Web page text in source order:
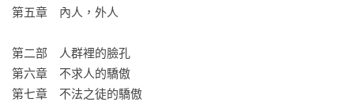
透過大量人物訪談，霍希爾德深入美國政治風暴的情感核心，
疾呼產生共鳴，把內心羞恥扭轉為向外咎責，將失去視為「被
偷走」，演變成一場奪回驕傲的政治復仇。
第五章　內人，外人
第二部　人群裡的臉孔
第六章　不求人的驕傲
第七章　不法之徒的驕傲